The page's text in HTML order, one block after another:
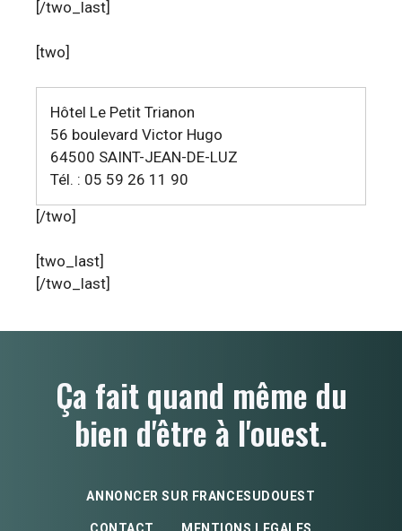
[/two_last]
[two]
Hôtel Le Petit Trianon
56 boulevard Victor Hugo
64500 SAINT-JEAN-DE-LUZ
Tél. : 05 59 26 11 90
[/two]
[two_last]
[/two_last]
Ça fait quand même du
bien d'être à l'ouest.
ANNONCER SUR FRANCESUDOUEST